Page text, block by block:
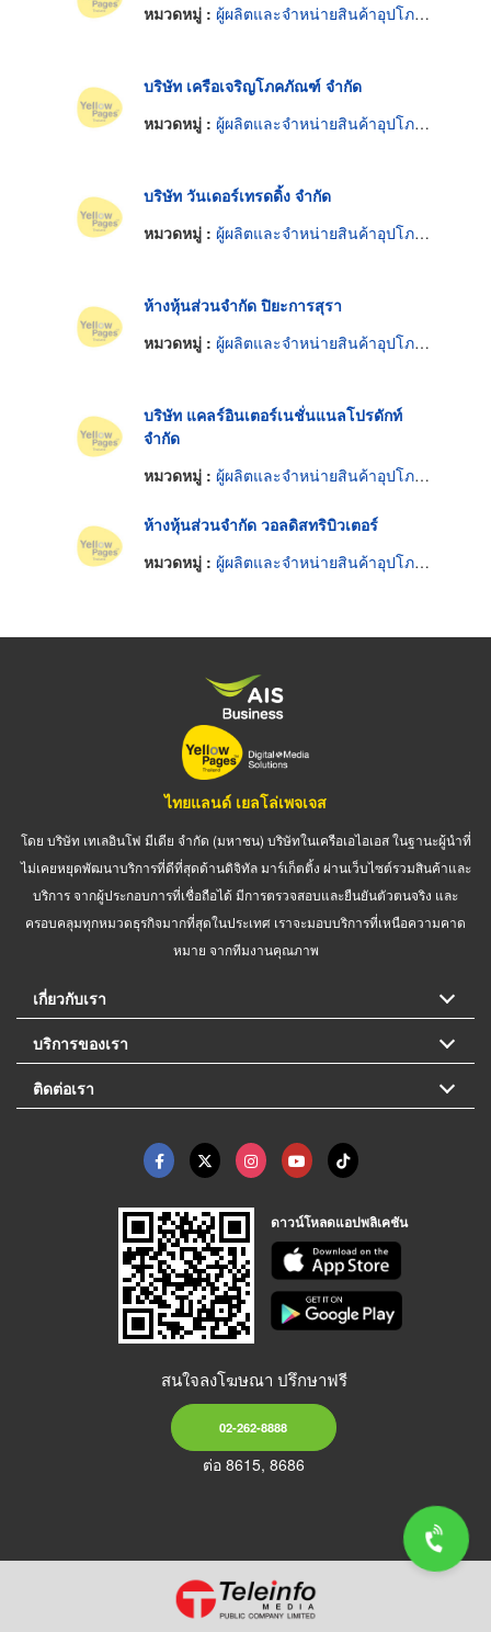
หมวดหมู่ : ผู้ผลิตและจำหน่ายสินค้าอุปโภคบริโภค
บริษัท เครือเจริญโภคภัณฑ์ จำกัด
หมวดหมู่ : ผู้ผลิตและจำหน่ายสินค้าอุปโภคบริโภค
บริษัท วันเดอร์เทรดดิ้ง จำกัด
หมวดหมู่ : ผู้ผลิตและจำหน่ายสินค้าอุปโภคบริโภค
ห้างหุ้นส่วนจำกัด ปิยะการสุรา
หมวดหมู่ : ผู้ผลิตและจำหน่ายสินค้าอุปโภคบริโภค
บริษัท แคลร์อินเตอร์เนชั่นแนลโปรดักท์
จำกัด
หมวดหมู่ : ผู้ผลิตและจำหน่ายสินค้าอุปโภคบริโภค
ห้างหุ้นส่วนจำกัด วอลดิสทริบิวเตอร์
หมวดหมู่ : ผู้ผลิตและจำหน่ายสินค้าอุปโภคบริโภค
ไทยแลนด์ เยลโล่เพจเจส
โดย บริษัท เทเลอินโฟ มีเดีย จำกัด (มหาชน) บริษัทในเครือเอไอเอส ในฐานะผู้นำที่
ไม่เคยหยุดพัฒนาบริการที่ดีที่สุดด้านดิจิทัล มาร์เก็ตติ้ง ผ่านเว็บไซต์รวมสินค้าและ
บริการ จากผู้ประกอบการที่เชื่อถือได้ มีการตรวจสอบและยืนยันตัวตนจริง และ
ครอบคลุมทุกหมวดธุรกิจมากที่สุดในประเทศ เราจะมอบบริการที่เหนือความคาด
หมาย จากทีมงานคุณภาพ
เกี่ยวกับเรา
บริการของเรา
ติดต่อเรา
ดาวน์โหลดแอปพลิเคชัน
สนใจลงโฆษณา ปรึกษาฟรี
02-262-8888
ต่อ 8615, 8686